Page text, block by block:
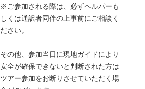
※ご参加される際は、必ずヘルパーも
しくは通訳者同伴の上事前にご相談く
ださい。
その他、参加当日に現地ガイドにより
安全が確保できないと判断された方は
ツアー参加をお断りさせていただく場